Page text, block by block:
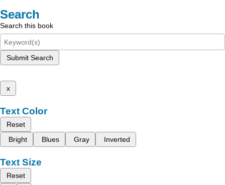
Search
Search this book
Submit Search
x
Text Color
Reset
Bright
Blues Gray Inverted
Text Size
Reset